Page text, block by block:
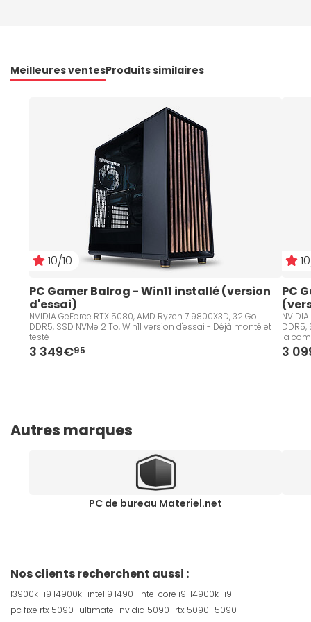
Meilleures ventesProduits similaires
10/10
PC Gamer Balrog - Win11 installé (version
d'essai)
NVIDIA GeForce RTX 5080, AMD Ryzen 7 9800X3D, 32 Go
DDR5, SSD NVMe 2 To, Win11 version d'essai - Déjà monté et
testé
3 349€95
PC
DDR5,
la
3
Autres marques
PC de bureau Materiel.net
Nos clients recherchent aussi :
13900k i9 14900k intel 9 1490 intel core i9-14900k i9
pc fixe rtx 5090 ultimate nvidia 5090 rtx 5090 5090